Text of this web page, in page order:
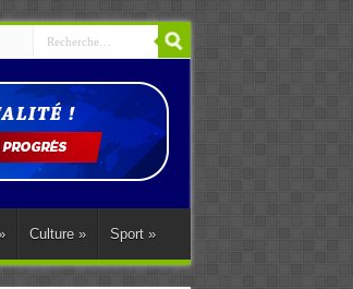
Culture » Sport »